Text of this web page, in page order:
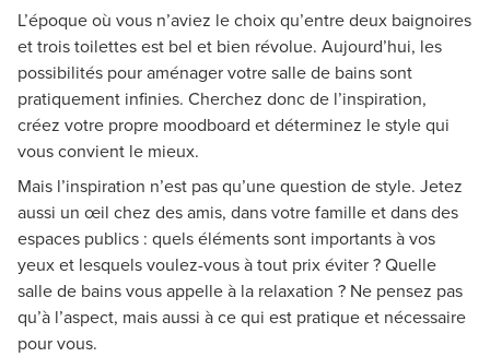
L’époque où vous n’aviez le choix qu’entre deux baignoires
et trois toilettes est bel et bien révolue. Aujourd’hui, les
possibilités pour aménager votre salle de bains sont
pratiquement infinies. Cherchez donc de l’inspiration,
créez votre propre moodboard et déterminez le style qui
vous convient le mieux.
Mais l’inspiration n’est pas qu’une question de style. Jetez
aussi un œil chez des amis, dans votre famille et dans des
espaces publics : quels éléments sont importants à vos
yeux et lesquels voulez-vous à tout prix éviter ? Quelle
salle de bains vous appelle à la relaxation ? Ne pensez pas
qu’à l’aspect, mais aussi à ce qui est pratique et nécessaire
pour vous.